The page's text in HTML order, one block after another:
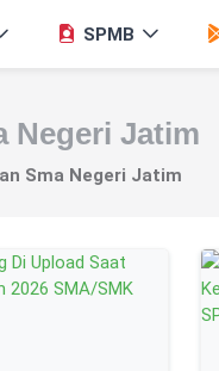
SPMB
Negeri Jatim
Sma Negeri Jatim